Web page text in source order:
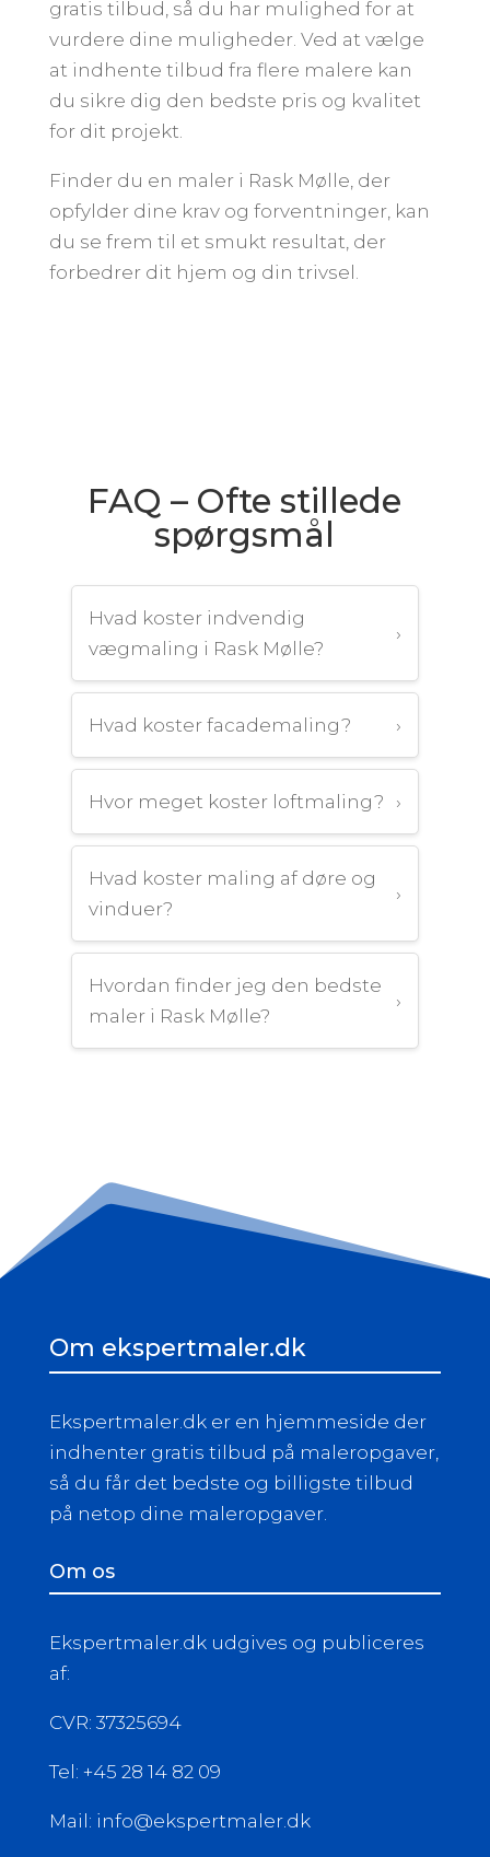
gratis tilbud, så du har mulighed for at
vurdere dine muligheder. Ved at vælge
at indhente tilbud fra flere malere kan
du sikre dig den bedste pris og kvalitet
for dit projekt.
Finder du en maler i Rask Mølle, der
opfylder dine krav og forventninger, kan
du se frem til et smukt resultat, der
forbedrer dit hjem og din trivsel.
FAQ – Ofte stillede
spørgsmål
Hvad koster indvendig
vægmaling i Rask Mølle?
›
Hvad koster facademaling? ›
Hvor meget koster loftmaling? ›
Hvad koster maling af døre og
vinduer?
›
Hvordan finder jeg den bedste
maler i Rask Mølle?
›
Om ekspertmaler.dk
Ekspertmaler.dk er en hjemmeside der
indhenter gratis tilbud på maleropgaver,
så du får det bedste og billigste tilbud
på netop dine maleropgaver.
Om os
Ekspertmaler.dk udgives og publiceres
af:
CVR: 37325694
Tel: +45 28 14 82 09
Mail: info@ekspertmaler.dk